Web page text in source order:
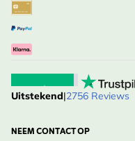
Uitstekend|2756 Reviews
NEEM CONTACT OP